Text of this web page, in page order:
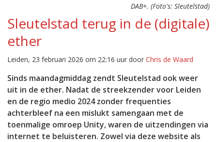
DAB+. (Foto's: Sleutelstad)
Sleutelstad terug in de (digitale)
ether
Leiden, 23 februari 2026 om 22:16 uur door Chris de Waard
Sinds maandagmiddag zendt Sleutelstad ook weer
uit in de ether. Nadat de streekzender voor Leiden
en de regio medio 2024 zonder frequenties
achterbleef na een mislukt samengaan met de
toenmalige omroep Unity, waren de uitzendingen via
internet te beluisteren. Zowel via deze website als